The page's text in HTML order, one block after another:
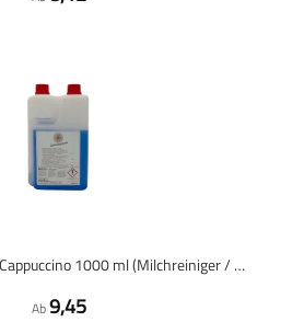
Clean Express Clean Cappuccino 1000 ml (Milchreiniger / Cappuccino-Reiniger)
Ab9,45